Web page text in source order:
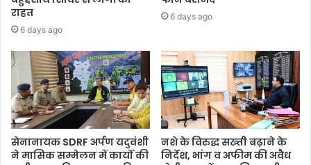
राहत
6 days ago
6 days ago
सेनानायक SDRF अर्पण यदुवंशी
ने मासिक सम्मेलन में कार्यों की
नशे के विरुद्ध सख्ती बढ़ाने के
निर्देश, भांग व अफीम की अवैध